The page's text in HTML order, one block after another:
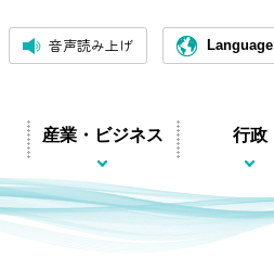
音声読み上げ Language
産業・ビジネス 行政